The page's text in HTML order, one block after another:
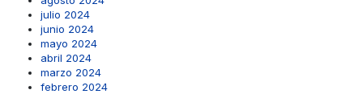
julio 2024
junio 2024
mayo 2024
abril 2024
marzo 2024
febrero 2024